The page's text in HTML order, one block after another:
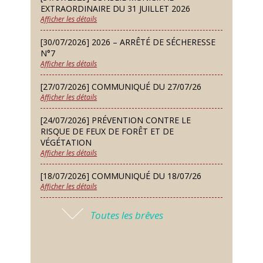
Lundi 14 Sep
Conseil municipal du 14 septembre
2026
Jeudi 24 Sep
Permanence des Architectes des
Bâtiments de France
Samedi 26 Sep
Concours de palets
Vendredi 09 Oct
Soirée des nouveaux habitants
Lundi 12 Oct
Conseil municipal du 12 octobre
2026
EXTRAORDINAIRE DU 31 JUILLET 2026
Afficher les détails
[30/07/2026] 2026 – ARRÊTÉ DE SÉCHERESSE
N°7
Afficher les détails
[27/07/2026] COMMUNIQUÉ DU 27/07/26
Afficher les détails
[24/07/2026] PRÉVENTION CONTRE LE
RISQUE DE FEUX DE FORÊT ET DE
VÉGÉTATION
Afficher les détails
[18/07/2026] COMMUNIQUÉ DU 18/07/26
Afficher les détails
[17/07/2026] 2026 – ARRÊTÉ DE SÉCHERESSE
Toutes les brêves